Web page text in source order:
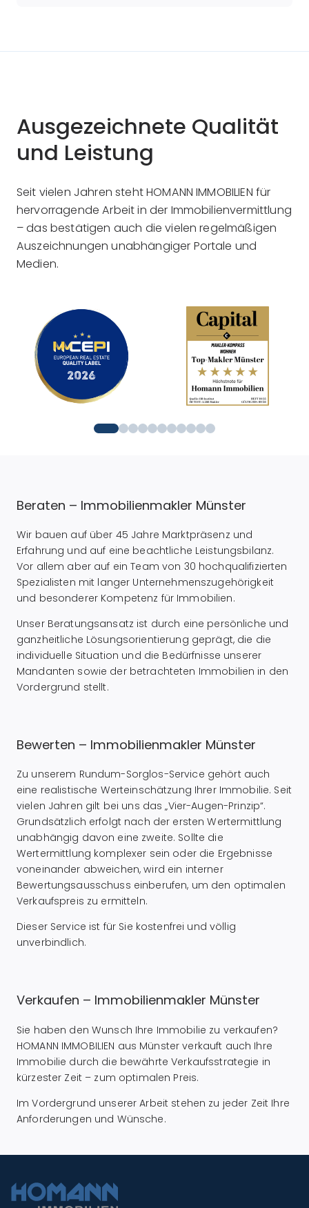
Ausgezeichnete Qualität
und Leistung
Seit vielen Jahren steht HOMANN IMMOBILIEN für
hervorragende Arbeit in der Immobilienvermittlung
– das bestätigen auch die vielen regelmäßigen
Auszeichnungen unabhängiger Portale und
Medien.
Beraten – Immobilienmakler Münster
Wir bauen auf über 45 Jahre Marktpräsenz und
Erfahrung und auf eine beachtliche Leistungsbilanz.
Vor allem aber auf ein Team von 30 hochqualifizierten
Spezialisten mit langer Unternehmenszugehörigkeit
und besonderer Kompetenz für Immobilien.
Unser Beratungsansatz ist durch eine persönliche und
ganzheitliche Lösungsorientierung geprägt, die die
individuelle Situation und die Bedürfnisse unserer
Mandanten sowie der betrachteten Immobilien in den
Vordergrund stellt.
Bewerten – Immobilienmakler Münster
Zu unserem Rundum-Sorglos-Service gehört auch
eine realistische Werteinschätzung Ihrer Immobilie. Seit
vielen Jahren gilt bei uns das „Vier-Augen-Prinzip“.
Grundsätzlich erfolgt nach der ersten Wertermittlung
unabhängig davon eine zweite. Sollte die
Wertermittlung komplexer sein oder die Ergebnisse
voneinander abweichen, wird ein interner
Bewertungsausschuss einberufen, um den optimalen
Verkaufspreis zu ermitteln.
Dieser Service ist für Sie kostenfrei und völlig
unverbindlich.
Verkaufen – Immobilienmakler Münster
Sie haben den Wunsch Ihre Immobilie zu verkaufen?
HOMANN IMMOBILIEN aus Münster verkauft auch Ihre
Immobilie durch die bewährte Verkaufsstrategie in
kürzester Zeit – zum optimalen Preis.
Im Vordergrund unserer Arbeit stehen zu jeder Zeit Ihre
Anforderungen und Wünsche.